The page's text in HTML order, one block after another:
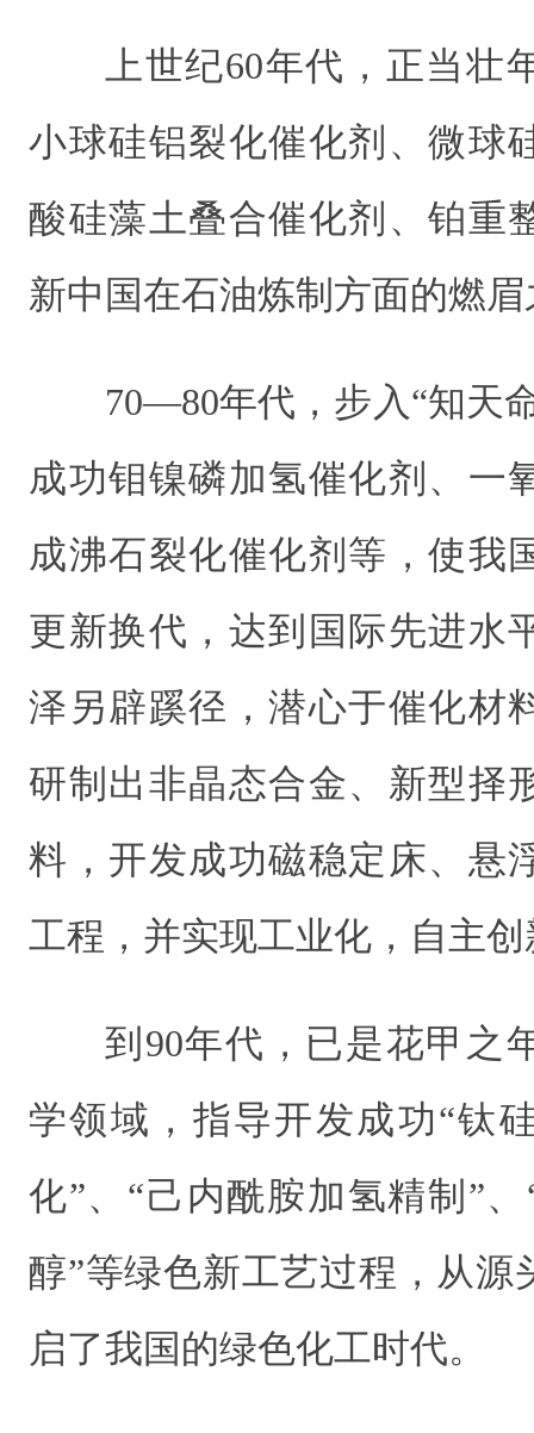
上世纪60年代，正当壮
小球硅铝裂化催化剂、微球
酸硅藻土叠合催化剂、铂重
新中国在石油炼制方面的燃
70―80年代，步入“知天
成功钼镍磷加氢催化剂、一
成沸石裂化催化剂等，使我
更新换代，达到国际先进水
泽另辟蹊径，潜心于催化材
研制出非晶态合金、新型择
料，开发成功磁稳定床、悬
工程，并实现工业化，自主
到90年代，已是花甲之
学领域，指导开发成功“钛
化”、“己内酰胺加氢精制”
醇”等绿色新工艺过程，从源
启了我国的绿色化工时代。